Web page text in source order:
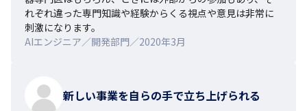
れぞれ違った専門知識や経験からくる視点や意見は非常に
刺激になります。
AIエンジニア／開発部門／2020年3月
新しい事業を自らの手で立ち上げられる